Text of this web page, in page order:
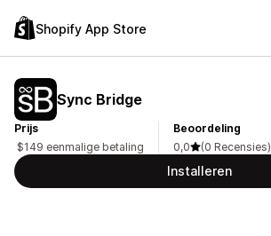
Shopify App Store
Sync Bridge
Prijs
$149 eenmalige betaling
Beoordeling
0,0
(0 Recensies)
Installeren